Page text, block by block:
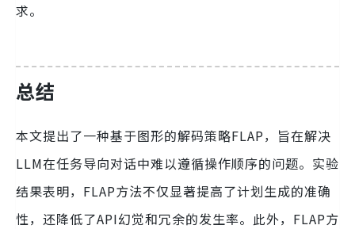
求。
总结
本文提出了一种基于图形的解码策略FLAP，旨在解决
LLM在任务导向对话中难以遵循操作顺序的问题。实验
结果表明，FLAP方法不仅显著提高了计划生成的准确
性，还降低了API幻觉和冗余的发生率。此外，FLAP方